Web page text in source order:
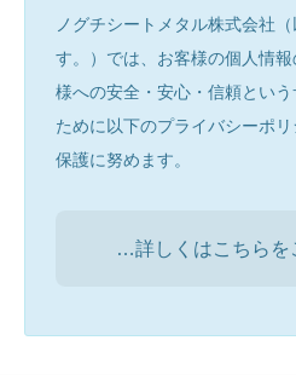
ノグチシートメタル株式会社
す。）では、お客様の個人情
様への安全・安心・信頼とい
ために以下のプライバシーポ
保護に努めます。
…詳しくはこちらを